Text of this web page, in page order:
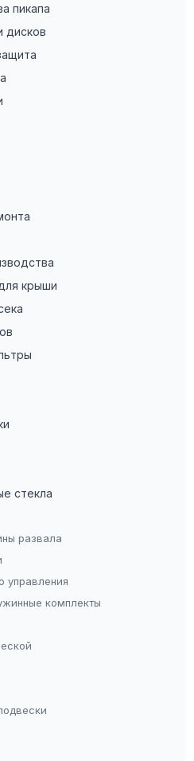
пикапа
дисков
крыши
стекла
развала
управления
комплекты